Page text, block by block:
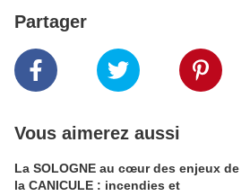
Partager
Vous aimerez aussi
La SOLOGNE au cœur des enjeux de
la CANICULE : incendies et